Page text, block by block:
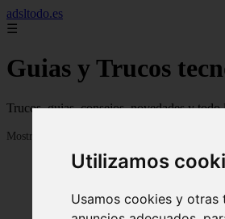
Utilizamos
Usamos cookies y
adsltodo.es
☰
Guias y Trucos
Trucos, guias, consejos, novedades y
Mostrando 1 - 24 de 148 artículos